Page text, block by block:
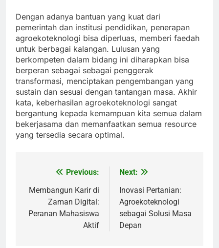
Dengan adanya bantuan yang kuat dari
pemerintah dan institusi pendidikan, penerapan
agroekoteknologi bisa diperluas, memberi faedah
untuk berbagai kalangan. Lulusan yang
berkompeten dalam bidang ini diharapkan bisa
berperan sebagai sebagai penggerak
transformasi, menciptakan pengembangan yang
sustain dan sesuai dengan tantangan masa. Akhir
kata, keberhasilan agroekoteknologi sangat
bergantung kepada kemampuan kita semua dalam
bekerjasama dan memanfaatkan semua resource
yang tersedia secara optimal.
navigation
Previous:
Membangun Karir di
Zaman Digital:
Peranan Mahasiswa
Aktif
Next:
Inovasi Pertanian:
Agroekoteknologi
sebagai Solusi Masa
Depan